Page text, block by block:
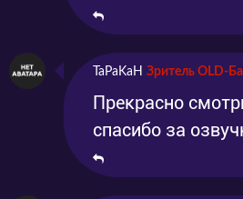
TaPaKaH Зритель OLD-
Прекрасно
спасибо за